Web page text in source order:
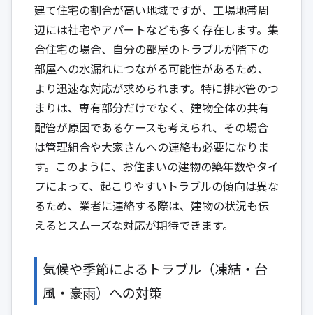
建て住宅の割合が高い地域ですが、工場地帯周
辺には社宅やアパートなども多く存在します。集
合住宅の場合、自分の部屋のトラブルが階下の
部屋への水漏れにつながる可能性があるため、
より迅速な対応が求められます。特に排水管のつ
まりは、専有部分だけでなく、建物全体の共有
配管が原因であるケースも考えられ、その場合
は管理組合や大家さんへの連絡も必要になりま
す。このように、お住まいの建物の築年数やタイ
プによって、起こりやすいトラブルの傾向は異な
るため、業者に連絡する際は、建物の状況も伝
えるとスムーズな対応が期待できます。
気候や季節によるトラブル（凍結・台
風・豪雨）への対策